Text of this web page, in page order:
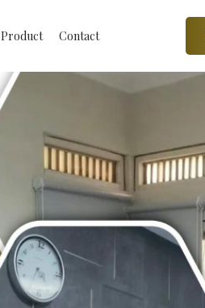
Product Contact